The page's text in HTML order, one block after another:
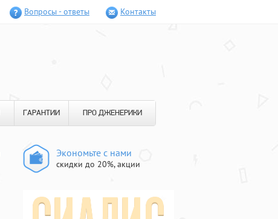
Вопросы - ответы Контакты
ГАРАНТИИ ПРО ДЖЕНЕРИКИ
Экономьте с нами
скидки до 20%, акции